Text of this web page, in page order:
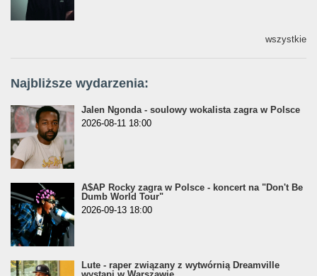
wszystkie
Najbliższe wydarzenia:
Jalen Ngonda - soulowy wokalista zagra w Polsce
2026-08-11 18:00
A$AP Rocky zagra w Polsce - koncert na "Don't Be
Dumb World Tour"
2026-09-13 18:00
Lute - raper związany z wytwórnią Dreamville